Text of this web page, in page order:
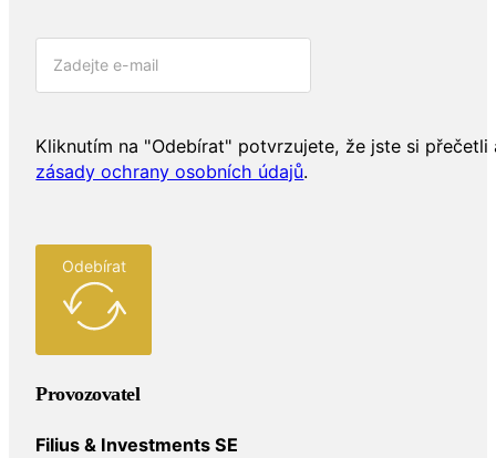
Kliknutím na "Odebírat" potvrzujete, že jste si přečetli
Odebírat